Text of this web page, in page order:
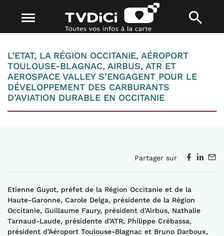
L’ETAT, LA RÉGION OCCITANIE, AÉROPORT
TOULOUSE-BLAGNAC, AIRBUS, ATR ET
AEROSPACE VALLEY S’ENGAGENT POUR LE
DÉVELOPPEMENT DES CARBURANTS
D’AVIATION DURABLE EN OCCITANIE
Partager sur
Etienne Guyot, préfet de la Région Occitanie et de la
Haute-Garonne, Carole Delga, présidente de la Région
Occitanie, Guillaume Faury, président d’Airbus, Nathalie
Tarnaud-Laude, présidente d’ATR, Philippe Crébassa,
président d’Aéroport Toulouse-Blagnac et Bruno Darboux,